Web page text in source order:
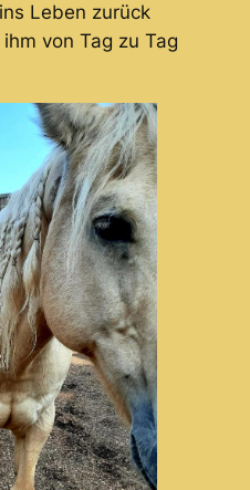
Leben zurück
von Tag zu Tag